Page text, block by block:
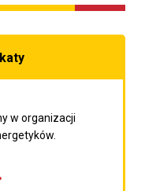
w organizacji
do następnego